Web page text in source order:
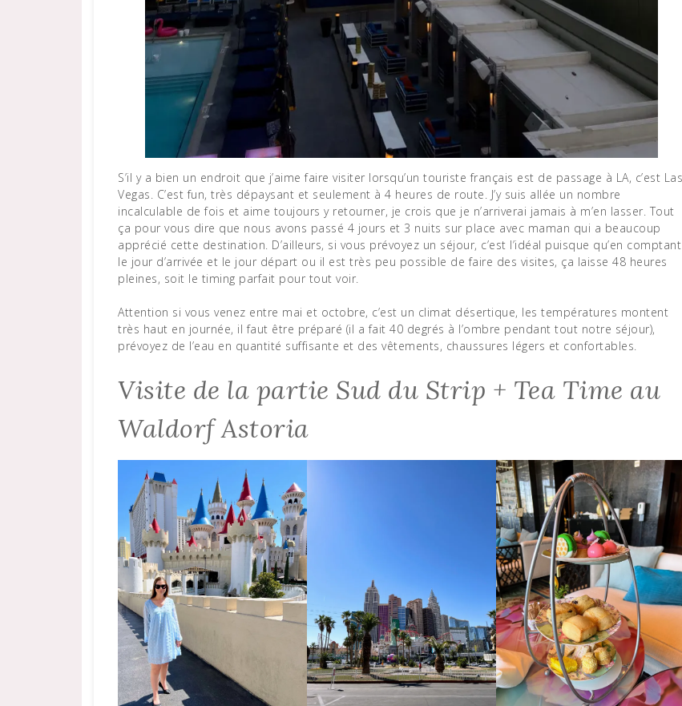
S’il y a bien un endroit que j’aime faire visiter lorsqu’un touriste français est de passage à LA, c’est Las
Vegas. C’est fun, très dépaysant et seulement à 4 heures de route. J’y suis allée un nombre
incalculable de fois et aime toujours y retourner, je crois que je n’arriverai jamais à m’en lasser. Tout
ça pour vous dire que nous avons passé 4 jours et 3 nuits sur place avec maman qui a beaucoup
apprécié cette destination. D’ailleurs, si vous prévoyez un séjour, c’est l’idéal puisque qu’en comptant
le jour d’arrivée et le jour départ ou il est très peu possible de faire des visites, ça laisse 48 heures
pleines, soit le timing parfait pour tout voir.
Attention si vous venez entre mai et octobre, c’est un climat désertique, les températures montent
très haut en journée, il faut être préparé (il a fait 40 degrés à l’ombre pendant tout notre séjour),
prévoyez de l’eau en quantité suffisante et des vêtements, chaussures légers et confortables.
Visite de la partie Sud du Strip + Tea Time au
Waldorf Astoria